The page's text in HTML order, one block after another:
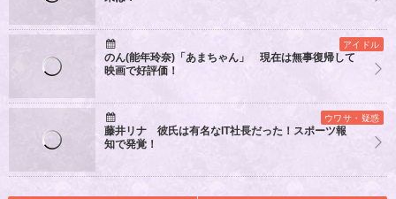
アイドル
のん(能年玲奈)「あまちゃん」 現在は無事復帰して
映画で好評価！
ウワサ・疑惑
藤井リナ 彼氏は有名なIT社長だった！スポーツ報
知で発覚！